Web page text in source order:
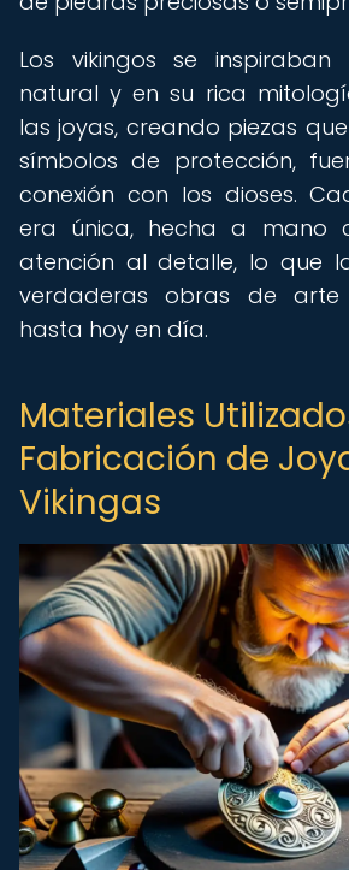
Los vikingos se
natural y en su rica
las joyas, creando piezas
símbolos de protección,
conexión con los dioses.
era única, hecha a mano
atención al detalle, lo que
verdaderas obras de
hasta hoy en día.
Materiales
Fabricación de
Vikingas